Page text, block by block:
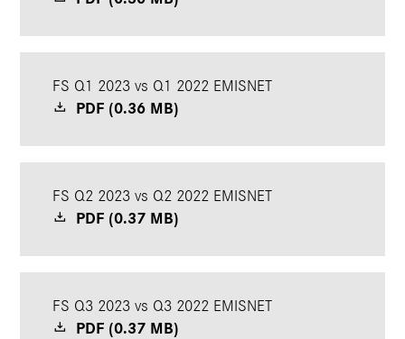
FS Q1 2023 vs Q1 2022 EMISNET
PDF (0.36 MB)
FS Q2 2023 vs Q2 2022 EMISNET
PDF (0.37 MB)
FS Q3 2023 vs Q3 2022 EMISNET
PDF (0.37 MB)